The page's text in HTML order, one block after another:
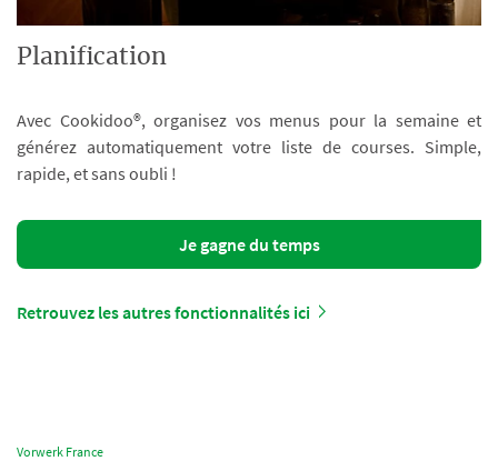
Planification
Avec Cookidoo®, organisez vos menus pour la semaine et
générez automatiquement votre liste de courses. Simple,
rapide, et sans oubli !
Je gagne du temps
Retrouvez les autres fonctionnalités ici
Vorwerk France